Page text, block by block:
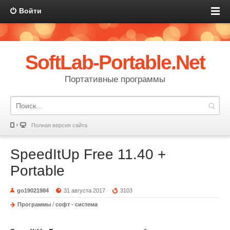
Войти
SoftLab-Portable.Net
Портативные программы
Полная версия сайта
SpeedItUp Free 11.40 +
Portable
go19021984 31 августа 2017 3103
Программы / софт - система